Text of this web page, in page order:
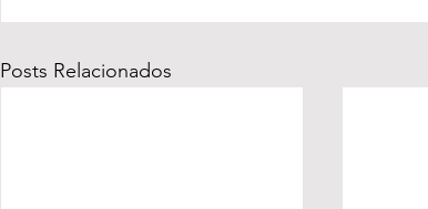
Posts Relacionados